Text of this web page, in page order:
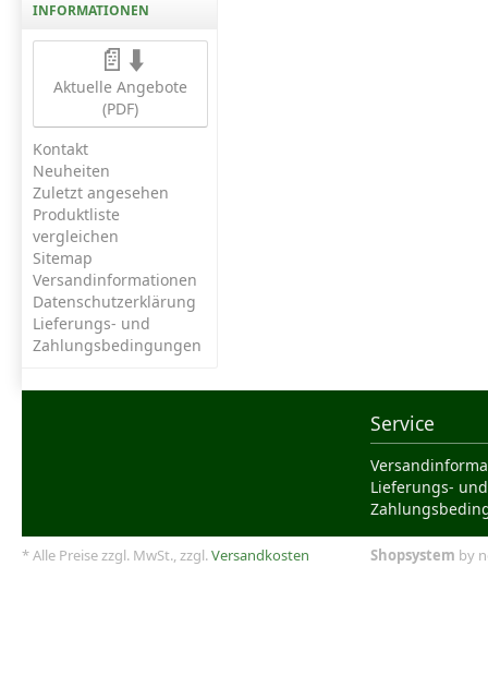
INFORMATIONEN
📄⬇️
Aktuelle Angebote
(PDF)
Kontakt
Neuheiten
Zuletzt angesehen
Produktliste
vergleichen
Sitemap
Versandinformationen
Datenschutzerklärung
Lieferungs- und
Zahlungsbedingungen
Service
Lieferungs- und
* Alle Preise zzgl. MwSt., zzgl.Versandkosten Shopsystem by